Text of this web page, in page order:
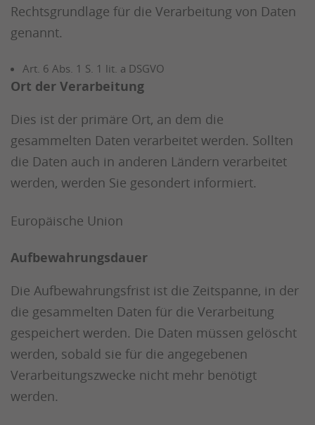
Rechtsgrundlage für die Verarbeitung von Daten
genannt.
Art. 6 Abs. 1 S. 1 lit. a DSGVO
Ort der Verarbeitung
Dies ist der primäre Ort, an dem die
gesammelten Daten verarbeitet werden. Sollten
die Daten auch in anderen Ländern verarbeitet
werden, werden Sie gesondert informiert.
Europäische Union
Aufbewahrungsdauer
Die Aufbewahrungsfrist ist die Zeitspanne, in der
die gesammelten Daten für die Verarbeitung
gespeichert werden. Die Daten müssen gelöscht
werden, sobald sie für die angegebenen
Verarbeitungszwecke nicht mehr benötigt
werden.